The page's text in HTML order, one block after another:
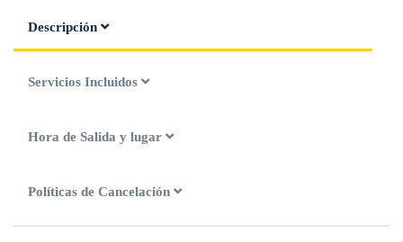
Descripción
Servicios Incluidos
Hora de Salida y lugar
Políticas de Cancelación